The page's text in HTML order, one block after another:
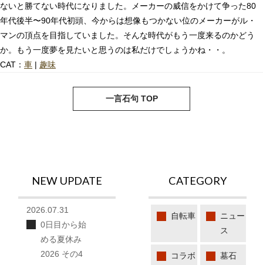
ないと勝てない時代になりました。メーカーの威信をかけて争った80
年代後半〜90年代初頭、今からは想像もつかない位のメーカーがル・
マンの頂点を目指していました。そんな時代がもう一度来るのかどう
か。もう一度夢を見たいと思うのは私だけでしょうかね・・。
CAT： 車 | 趣味
一言石句 TOP
CATEGORY
自転車
ニュー
ス
コラボ
墓石
NEW UPDATE
2026.07.31
0日目から始
める夏休み
2026 その4